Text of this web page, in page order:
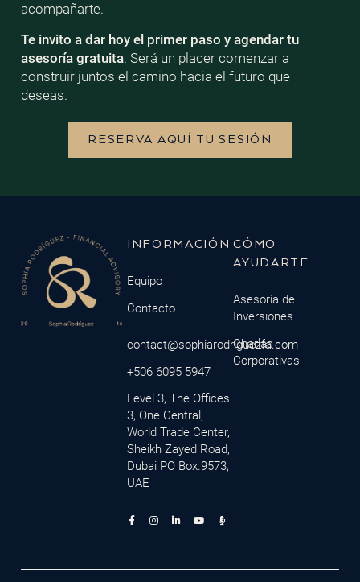
acompañarte.
Te invito a dar hoy el primer paso y agendar tu
asesoría gratuita. Será un placer comenzar a
construir juntos el camino hacia el futuro que
deseas.
RESERVA AQUÍ TU SESIÓN
INFORMACIÓN
Equipo
Contacto
contact@sophiarodriguezfa.com
+506 6095 5947
Level 3, The Offices
3, One Central,
World Trade Center,
Sheikh Zayed Road,
Dubai PO Box.9573,
UAE
CÓMO
AYUDARTE
Asesoría de
Inversiones
Charlas
Corporativas